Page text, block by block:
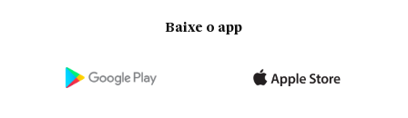
Baixe o app